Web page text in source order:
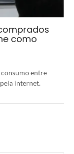
como
entre
internet.